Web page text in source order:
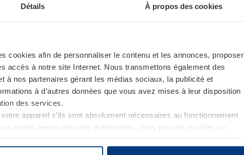
Détails À propos des cookies
cookies afin de personnaliser le contenu et les annonces, proposer
accès à notre site Internet. Nous transmettons également des
à nos partenaires gérant les médias sociaux, la publicité et
à d’autres données que vous avez mises à leur disposition
des services.
appareil s’ils sont absolument nécessaires au fonctionnement
avons besoin de votre autorisation. Vous pouvez modifier ou